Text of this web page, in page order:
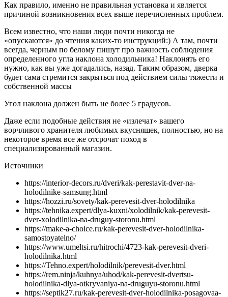
Как правило, именно не правильная установка и является
причиной возникновения всех выше перечисленных проблем.
Всем известно, что наши люди почти никогда не
«опускаются» до чтения каких-то инструкций:) А там, почти
всегда, черным по белому пишут про важность соблюдения
определенного угла наклона холодильника! Наклонять его
нужно, как вы уже догадались, назад. Таким образом, дверка
будет сама стремится закрыться под действием силы тяжести и
собственной массы
Угол наклона должен быть не более 5 градусов.
Даже если подобные действия не «излечат» вашего
ворчливого хранителя любимых вкусняшек, полностью, но на
некоторое время все же отсрочат поход в
специализированный магазин.
Источники
https://interior-decors.ru/dveri/kak-perestavit-dver-na-
holodilnike-samsung.html
https://hozzi.ru/sovety/kak-perevesit-dver-holodilnika
https://tehnika.expert/dlya-kuxni/xolodilnik/kak-perevesit-
dver-xolodilnika-na-druguy-storonu.html
https://make-a-choice.ru/kak-perevesit-dver-holodilnika-
samostoyatelno/
https://www.umeltsi.ru/hitrochi/4723-kak-perevesit-dveri-
holodilnika.html
https://Tehno.expert/holodilnik/perevesit-dver.html
https://rem.ninja/kuhnya/uhod/kak-perevesit-dvertsu-
holodilnika-dlya-otkryvaniya-na-druguyu-storonu.html
https://septik27.ru/kak-perevesit-dver-holodilnika-posagovaa-